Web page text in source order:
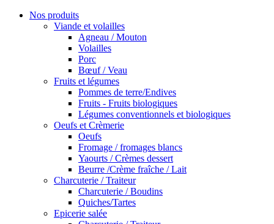
Nos produits
Viande et volailles
Agneau / Mouton
Volailles
Porc
Bœuf / Veau
Fruits et légumes
Pommes de terre/Endives
Fruits - Fruits biologiques
Légumes conventionnels et biologiques
Oeufs et Crèmerie
Oeufs
Fromage / fromages blancs
Yaourts / Crèmes dessert
Beurre /Crème fraîche / Lait
Charcuterie / Traiteur
Charcuterie / Boudins
Quiches/Tartes
Epicerie salée